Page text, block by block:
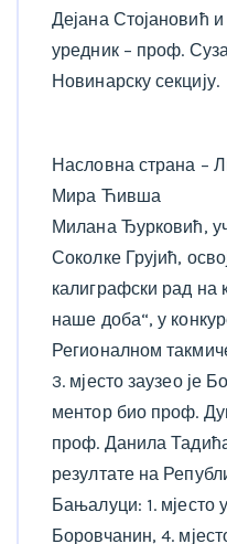
Дејана Стојановић
уредник – проф.
Новинарску секцију.
Насловна страна –
Мира Ћивша
Милана Ђурковић,
Соколке Грујић,
калиграфски рад на
наше доба“, у
Регионалном
3. мјесто заузео је
ментор био проф.
проф. Данила
резултате на
Бањалуци: 1. мјесто
Боровчанин, 4.